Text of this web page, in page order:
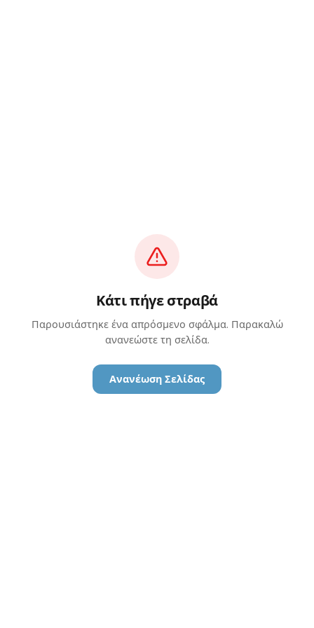
Κάτι πήγε στραβά
Παρουσιάστηκε ένα απρόσμενο σφάλμα. Παρακαλώ
ανανεώστε τη σελίδα.
Ανανέωση Σελίδας